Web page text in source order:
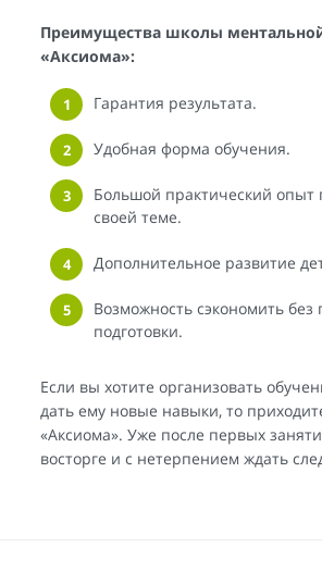
Преимущества школы
«Аксиома»:
Гарантия результата.
Удобная форма обучения.
Большой практический опыт
своей теме.
Дополнительное развитие
Возможность сэкономить без
подготовки.
Если вы хотите организовать
дать ему новые навыки, то
«Аксиома». Уже после первых
восторге и с нетерпением ждать